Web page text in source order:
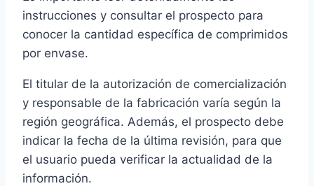
instrucciones y consultar el prospecto para
conocer la cantidad específica de comprimidos
por envase.
El titular de la autorización de comercialización
y responsable de la fabricación varía según la
región geográfica. Además, el prospecto debe
indicar la fecha de la última revisión, para que
el usuario pueda verificar la actualidad de la
información.